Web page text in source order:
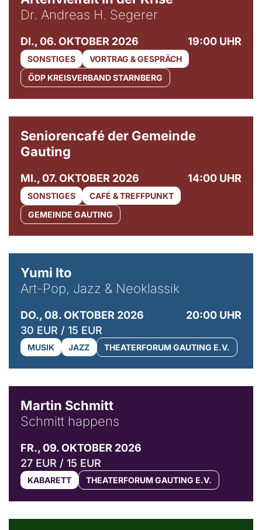
Dr. Andreas H. Segerer
DI., 06. OKTOBER 2026 19:00 UHR
SONSTIGES
VORTRAG & GESPRÄCH
ÖDP KREISVERBAND STARNBERG
Seniorencafé der Gemeinde
Gauting
MI., 07. OKTOBER 2026 14:00 UHR
SONSTIGES
CAFÉ & TREFFPUNKT
GEMEINDE GAUTING
Yumi Ito
Art-Pop, Jazz & Neoklassik
DO., 08. OKTOBER 2026
20:00 UHR
30 EUR / 15 EUR
MUSIK JAZZ THEATERFORUM GAUTING E.V.
Martin Schmitt
Schmitt happens
FR., 09. OKTOBER 2026
27 EUR / 15 EUR
KABARETT THEATERFORUM GAUTING E.V.